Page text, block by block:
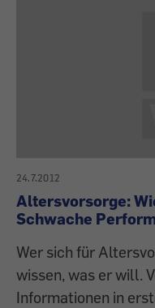
24.7.2012
Altersvorsorge:
Schwache
Wer sich für
wissen, was er will.
Informationen in